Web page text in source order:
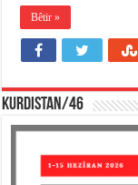
Bêtir »
KURDISTAN/46